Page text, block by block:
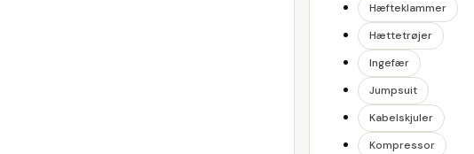
Hæfteklammer
Hættetrøjer
Ingefær
Jumpsuit
Kabelskjuler
Kompressor